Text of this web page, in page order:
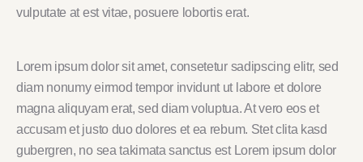
vulputate at est vitae, posuere lobortis erat.
Lorem ipsum dolor sit amet, consetetur sadipscing elitr, sed
diam nonumy eirmod tempor invidunt ut labore et dolore
magna aliquyam erat, sed diam voluptua. At vero eos et
accusam et justo duo dolores et ea rebum. Stet clita kasd
gubergren, no sea takimata sanctus est Lorem ipsum dolor